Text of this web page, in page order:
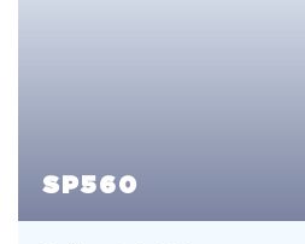
SP560